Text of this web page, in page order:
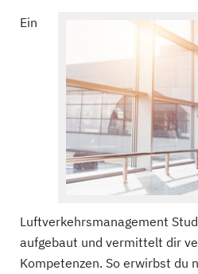
Ein
Luftverkehrsmanagement
aufgebaut und vermittelt dir
Kompetenzen. So erwirbst du